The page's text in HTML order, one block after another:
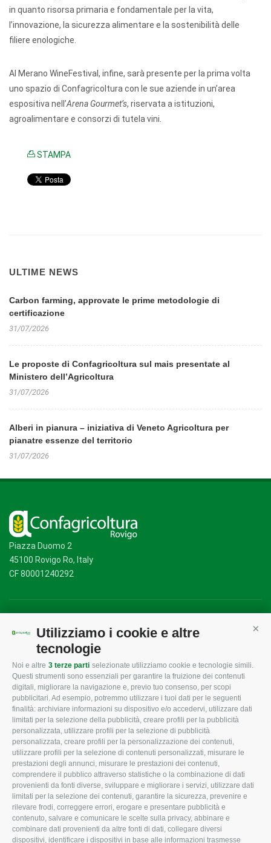
Utilizziamo i cookie e altre
tecnologie
Noi e altre 3 terze parti selezionate utilizziamo cookie e tecnologie simili.
Questi strumenti sono essenziali per garantire la fruizione dei contenuti
digitali, migliorare la navigazione e, previo tuo consenso, per scopi
pubblicitari. Ad esempio, potremmo utilizzare i tuoi dati per le seguenti
finalità: archiviare informazioni su dispositivo e/o accedervi, utilizzare dati
limitati per la selezione della pubblicità, creare profili per la pubblicità
personalizzata, utilizzare profili per la selezione di pubblicità
personalizzata, creare profili per la personalizzazione dei contenuti,
utilizzare profili per la selezione di contenuti personalizzati, misurare le
prestazioni degli annunci, misurare le prestazioni dei contenuti,
comprendere il pubblico attraverso statistiche o la combinazione di dati
provenienti da fonti diverse, sviluppare e migliorare i servizi, utilizzare dati
limitati per la selezione dei contenuti, garantire la sicurezza, prevenire e
rilevare frodi, correggere errori, erogare e presentare pubblicità e
contenuto, salvare e comunicare le scelte sulla privacy, abbinare e
combinare dati provenienti da altre fonti di dati, collegare diversi
dispositivi, identificare i dispositivi in base alle informazioni trasmesse
in quanto risorsa primaria e fondamentale per la vita,
l’innovazione, la sicurezza alimentare e la sostenibilità delle
filiere enologiche.
Al Merano WineFestival, infine, sarà presente per la prima volta
uno spazio di Confagricoltura con le sue aziende in un’area
espositiva nell’Arena Gourmet’s, riservata a istituzioni,
agroalimentare e consorzi di tutela vini.
STAMPA
ULTIME NEWS
Carbon farming, approvate le prime metodologie di
certificazione
31/07/2026
Le proposte di Confagricoltura sul mais presentate al
Ministero dell’Agricoltura
31/07/2026
Alberi in pianura – iniziativa di Veneto Agricoltura per
pianatre essenze del territorio
31/07/2026
Piazza Duomo 2
45100 Rovigo Ro, Italy
CF 80001240292
CONFAGRICOLTURA
ROVIGO
L'Associazione
Missione e Progetto
Organigramma aziendale
I Nostri Servizi
Uffici della Sede
provinciale
Le Sedi di Zona
Agricoltori S.r.l.
CONFAGRICOLTURA
INFORMA
Tecnico
Fiscale
Lavoro
Ambiente
Associazione
CONFAGRICOLTURA
ATTIVA